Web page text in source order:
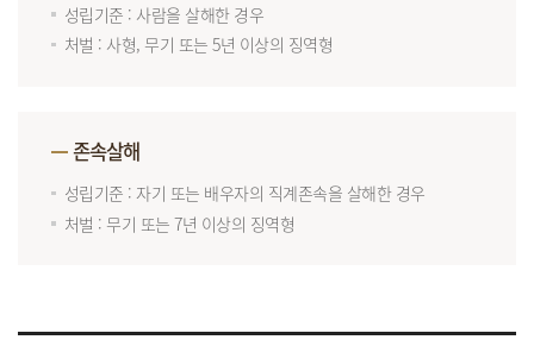
성립기준 : 사람을 살해한 경우
처벌 : 사형, 무기 또는 5년 이상의 징역형
존속살해
성립기준 : 자기 또는 배우자의 직계존속을 살해한 경우
처벌 : 무기 또는 7년 이상의 징역형